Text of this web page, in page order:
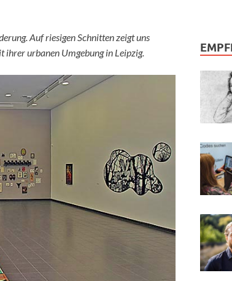
Auf riesigen Schnitten zeigt uns
urbanen Umgebung in Leipzig.